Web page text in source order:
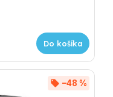
Do košíka
–48 %